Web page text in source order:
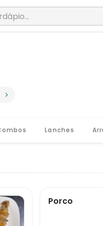
· Pediu,
Lanches
Porco